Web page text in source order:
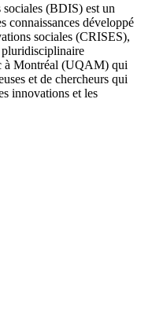
sociales (BDIS) est un
connaissances développé
sociales (CRISES),
pluridisciplinaire
à Montréal (UQAM) qui
et de chercheurs qui
innovations et les